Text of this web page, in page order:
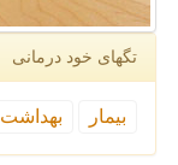
تگهای خود درمانی
بیمار بهداشت